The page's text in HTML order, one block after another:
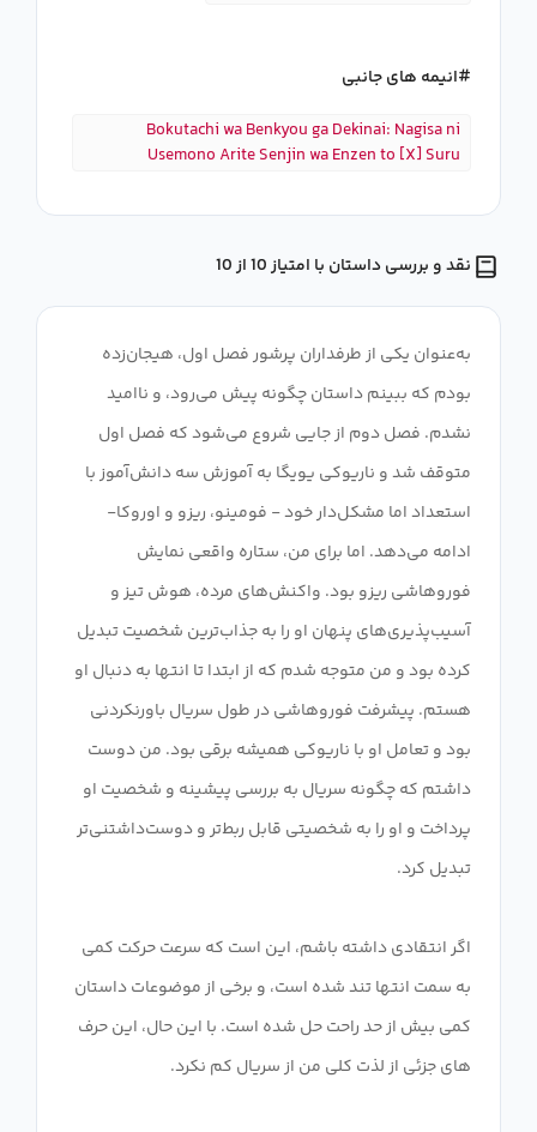
انیمه های جانبی
Bokutachi wa Benkyou ga Dekinai: Nagisa ni
Usemono Arite Senjin wa Enzen to [X] Suru
نقد و بررسی داستان با امتیاز 10 از 10
به‌عنوان یکی از طرفداران پرشور فصل اول، هیجان‌زده
بودم که ببینم داستان چگونه پیش می‌رود، و ناامید
نشدم. فصل دوم از جایی شروع می‌شود که فصل اول
متوقف شد و ناریوکی یویگا به آموزش سه دانش‌آموز با
استعداد اما مشکل‌دار خود - فومینو، ریزو و اوروکا-
ادامه می‌دهد. اما برای من، ستاره واقعی نمایش
فوروهاشی ریزو بود. واکنش‌های مرده، هوش تیز و
آسیب‌پذیری‌های پنهان او را به جذاب‌ترین شخصیت تبدیل
کرده بود و من متوجه شدم که از ابتدا تا انتها به دنبال او
هستم. پیشرفت فوروهاشی در طول سریال باورنکردنی
بود و تعامل او با ناریوکی همیشه برقی بود. من دوست
داشتم که چگونه سریال به بررسی پیشینه و شخصیت او
پرداخت و او را به شخصیتی قابل ربط‌تر و دوست‌داشتنی‌تر
اگر انتقادی داشته باشم، این است که سرعت حرکت کمی
به سمت انتها تند شده است، و برخی از موضوعات داستان
کمی بیش از حد راحت حل شده است. با این حال، این حرف